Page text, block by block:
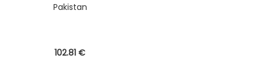
Pakistan
102.81 €